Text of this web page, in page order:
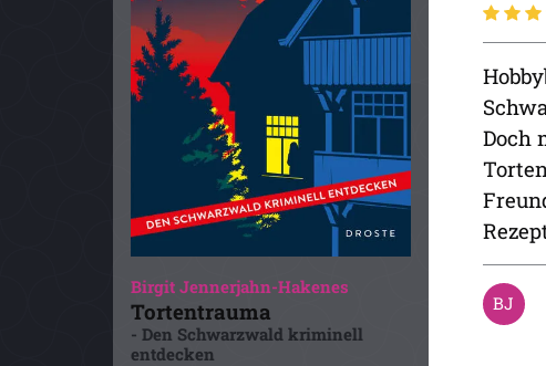
Birgit Jennerjahn-Hakenes
Tortentrauma
- Den Schwarzwald kriminell
entdecken
Doch